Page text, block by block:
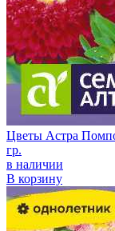
Цветы Астра
гр.
в наличии
В корзину